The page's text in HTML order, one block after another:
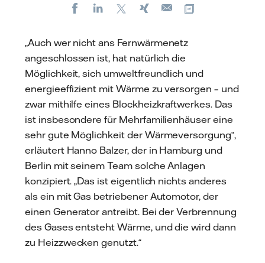
FacebookLinkedIn Xing
E-
„Auch wer nicht ans Fernwärmenetz
angeschlossen ist, hat natürlich die
Möglichkeit, sich umweltfreundlich und
energieeffizient mit Wärme zu versorgen – und
zwar mithilfe eines Blockheizkraftwerkes. Das
ist insbesondere für Mehrfamilienhäuser eine
sehr gute Möglichkeit der Wärmeversorgung“,
erläutert Hanno Balzer, der in Hamburg und
Berlin mit seinem Team solche Anlagen
konzipiert. „Das ist eigentlich nichts anderes
als ein mit Gas betriebener Automotor, der
einen Generator antreibt. Bei der Verbrennung
des Gases entsteht Wärme, und die wird dann
zu Heizzwecken genutzt.“